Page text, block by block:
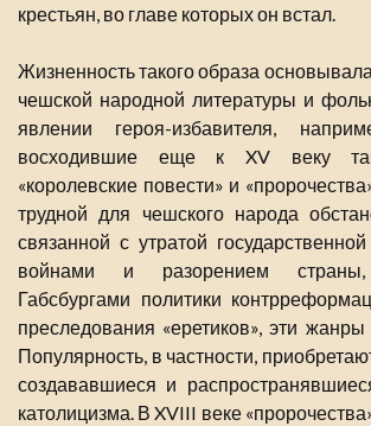
крестьян, во главе которых он встал.
Жизненность такого образа
чешской народной литературы и
явлении героя-избавителя,
восходившие еще к XV веку
«королевские повести» и
трудной для чешского народа
связанной с утратой
войнами и разорением страны,
Габсбургами политики
преследования «еретиков», эти
Популярность, в частности,
создававшиеся и
католицизма. В XVIII веке